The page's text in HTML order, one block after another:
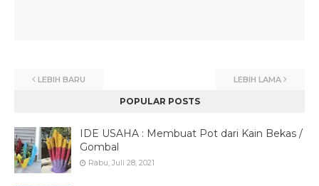
LEBIH BARU LEBIH LAMA
POPULAR POSTS
IDE USAHA : Membuat Pot dari Kain Bekas /
Gombal
Rabu, Juli 28, 2021